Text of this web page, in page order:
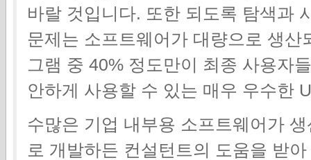
바랄 것입니다. 또한 되도록 탐색과
문제는 소프트웨어가 대량으로 생
그램 중 40% 정도만이 최종 사용자
안하게 사용할 수 있는 매우 우수한
수많은 기업 내부용 소프트웨어가
로 개발하든 컨설턴트의 도움을 받